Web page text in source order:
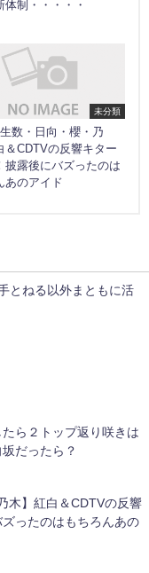
体制・・・・・
未分類
生数・日向・櫻・乃
＆CDTVの反響キター
披露後にバズったのは
あのアイド
とねる以外まともに活
ら２トップ返り咲きは
だったら？
木】紅白＆CDTVの反響
ったのはもちろんあの